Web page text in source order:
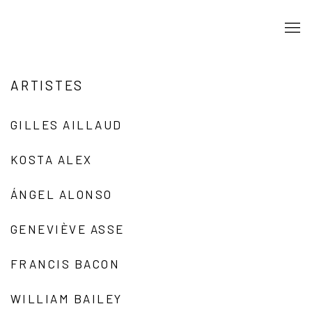
ARTISTES
GILLES AILLAUD
KOSTA ALEX
ÁNGEL ALONSO
GENEVIÈVE ASSE
FRANCIS BACON
WILLIAM BAILEY